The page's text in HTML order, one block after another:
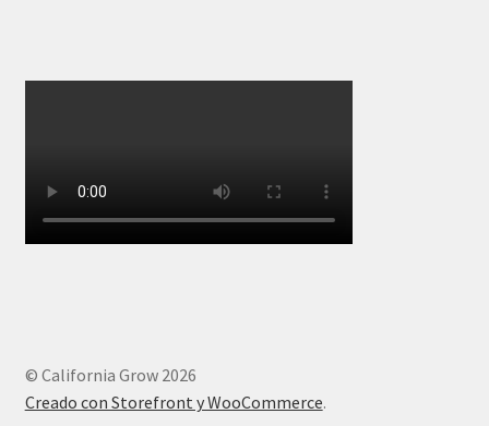
© California Grow 2026
Creado con Storefront y WooCommerce.